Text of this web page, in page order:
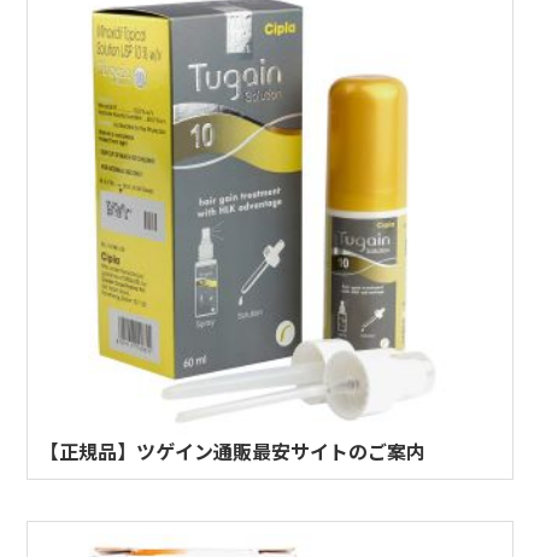
【正規品】ツゲイン通販最安サイトのご案内